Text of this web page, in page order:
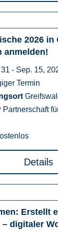
2026 in
anmelden!
- Sep. 15,
Termin
Partnerschaft
Details
Erstellt
– digitaler